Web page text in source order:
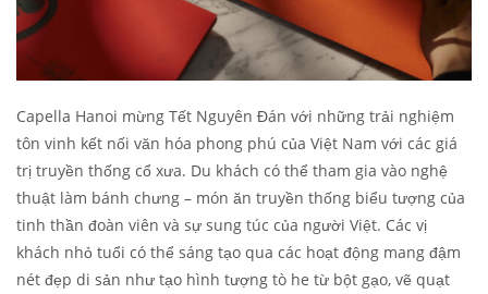
Capella Hanoi mừng Tết Nguyên Đán với những trải nghiệm
tôn vinh kết nối văn hóa phong phú của Việt Nam với các giá
trị truyền thống cổ xưa. Du khách có thể tham gia vào nghệ
thuật làm bánh chưng – món ăn truyền thống biểu tượng của
tinh thần đoàn viên và sự sung túc của người Việt. Các vị
khách nhỏ tuổi có thể sáng tạo qua các hoạt động mang đậm
nét đẹp di sản như tạo hình tượng tò he từ bột gạo, vẽ quạt